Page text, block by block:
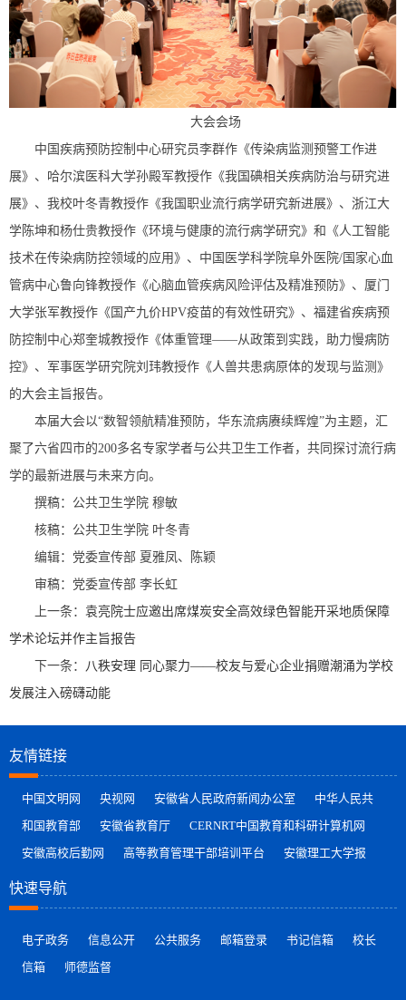
大会会场
中国疾病预防控制中心研究员李群作《传染病监测预警工作进
展》、哈尔滨医科大学孙殿军教授作《我国碘相关疾病防治与研究进
展》、我校叶冬青教授作《我国职业流行病学研究新进展》、浙江大
学陈坤和杨仕贵教授作《环境与健康的流行病学研究》和《人工智能
技术在传染病防控领域的应用》、中国医学科学院阜外医院/国家心血
管病中心鲁向锋教授作《心脑血管疾病风险评估及精准预防》、厦门
大学张军教授作《国产九价HPV疫苗的有效性研究》、福建省疾病预
防控制中心郑奎城教授作《体重管理——从政策到实践，助力慢病防
控》、军事医学研究院刘玮教授作《人兽共患病原体的发现与监测》
的大会主旨报告。
本届大会以“数智领航精准预防，华东流病赓续辉煌”为主题，汇
聚了六省四市的200多名专家学者与公共卫生工作者，共同探讨流行病
学的最新进展与未来方向。
撰稿：公共卫生学院 穆敏
核稿：公共卫生学院 叶冬青
编辑：党委宣传部 夏雅凤、陈颖
审稿：党委宣传部 李长虹
上一条： 袁亮院士应邀出席煤炭安全高效绿色智能开采地质保障
学术论坛并作主旨报告
下一条：
八秩安理 同心聚力——校友与爱心企业捐赠潮涌为学校
发展注入磅礴动能
友情链接
中国文明网 央视网 安徽省人民政府新闻办公室
中华人民共
和国教育部
安徽省教育厅
CERNRT中国教育和科研计算机网
安徽高校后勤网
高等教育管理干部培训平台 安徽理工大学报
快速导航
电子政务 信息公开 公共服务 邮箱登录 书记信箱
校长
信箱
师德监督